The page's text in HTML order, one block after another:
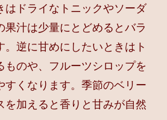
はドライなトニックやソーダ
果汁は少量にとどめるとバラ
。逆に甘めにしたいときはト
ものや、フルーツシロップを
すくなります。季節のベリー
を加えると香りと甘みが自然